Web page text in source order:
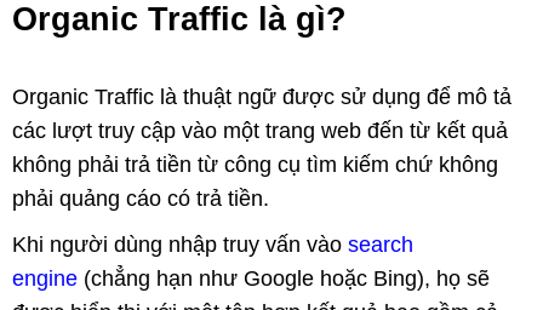
Organic Traffic là gì?
Organic Traffic là thuật ngữ được sử dụng để mô tả
các lượt truy cập vào một trang web đến từ kết quả
không phải trả tiền từ công cụ tìm kiếm chứ không
phải quảng cáo có trả tiền.
Khi người dùng nhập truy vấn vào search
engine (chẳng hạn như Google hoặc Bing), họ sẽ